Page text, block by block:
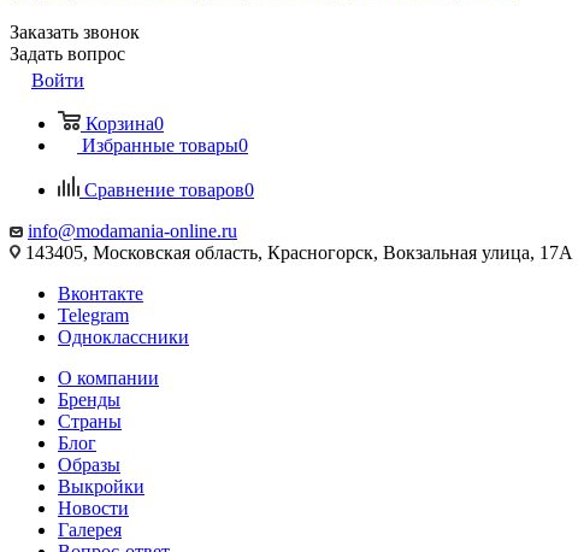
Заказать звонок
Задать вопрос
Войти
Корзина0
Избранные товары0
Сравнение товаров0
info@modamania-online.ru
143405, Московская область, Красногорск, Вокзальная улица, 17А
Вконтакте
Telegram
Одноклассники
О компании
Бренды
Страны
Блог
Образы
Выкройки
Новости
Галерея